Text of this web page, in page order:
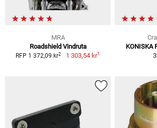
MRA
Roadshield Vindruta
RFP 1 372,09 kr2 1 303,54 kr1
KONISKA